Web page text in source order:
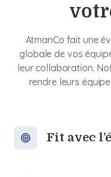
AtmanCo fait une
globale de vos
leur collaboration.
rendre leurs
Fit avec